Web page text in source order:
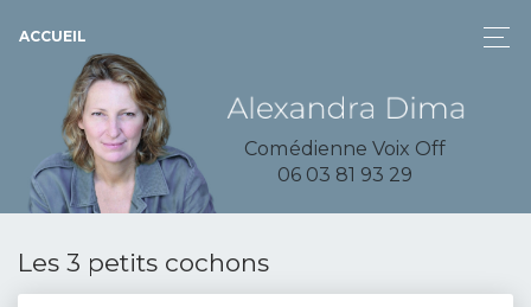
ACCUEIL
Comédienne Voix Off
06 03 81 93 29
Les 3 petits cochons